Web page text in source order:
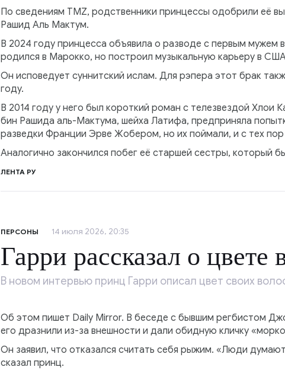
По сведениям TMZ, родственники принцессы одобрили её
Рашид Аль Мактум.
В 2024 году принцесса объявила о разводе с первым мужем
родился в Марокко, но построил музыкальную карьеру в
Он исповедует суннитский ислам. Для рэпера этот брак
году.
В 2014 году у него был короткий роман с телезвездой
бин Рашида аль-Мактума, шейха Латифа, предприняла
разведки Франции Эрве Жобером, но их поймали, и с тех
Аналогично закончился побег её старшей сестры, который
ЛЕНТА РУ
ПЕРСОНЫ 14 июля 2026, 20:35
Гарри рассказал о цвете
В новом интервью принц Гарри описал цвет своих
Об этом пишет Daily Mirror. В беседе с бывшим регбистом
его дразнили из-за внешности и дали обидную кличку
Он заявил, что отказался считать себя рыжим. «Люди
сказал принц.